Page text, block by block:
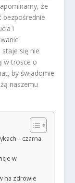
że
bezpośrednie
i
się nie
w trosce o
by świadomie
naszemu
– czarna
w
na zdrowie